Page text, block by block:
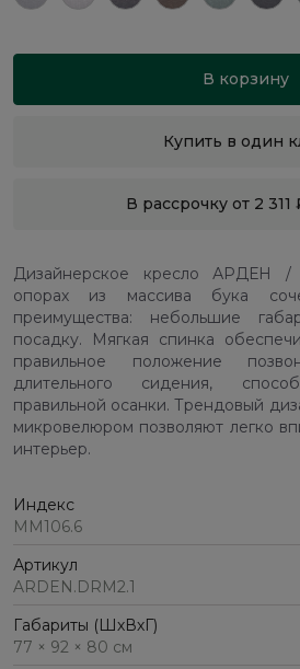
В корзину
Купить в один
В рассрочку от 2
Дизайнерское кресло АРДЕН /
опорах из массива бука
преимущества: небольшие
посадку. Мягкая спинка
правильное положение
длительного сидения,
правильной осанки. Трендовый
микровелюром позволяют легко
интерьер.
Индекс
ММ106.6
Артикул
ARDEN.DRM2.1
Габариты (ШхВхГ)
77 × 92 × 80 см